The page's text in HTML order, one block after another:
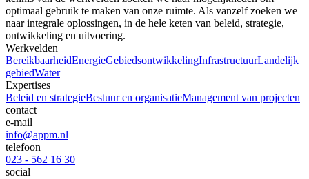
optimaal gebruik te maken van onze ruimte. Als vanzelf zoeken we
naar integrale oplossingen, in de hele keten van beleid, strategie,
ontwikkeling en uitvoering.
Werkvelden
BereikbaarheidEnergieGebiedsontwikkelingInfrastructuurLandelijk
gebiedWater
Expertises
Beleid en strategieBestuur en organisatieManagement van projecten
contact
e-mail
info@appm.nl
telefoon
023 - 562 16 30
social